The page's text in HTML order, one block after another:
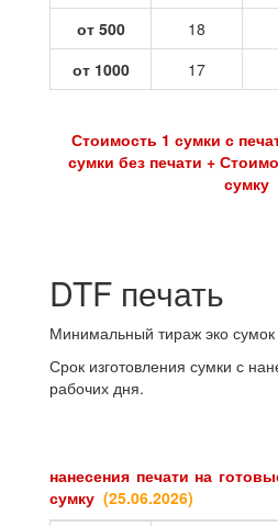
от 500
18
от 1000
17
Стоимость 1 сумки с
сумки без печати +
сумку
DTF печать
Минимальный тираж эко
Срок изготовления сумки с
рабочих дня.
нанесения печати на
сумку (25.06.2026)